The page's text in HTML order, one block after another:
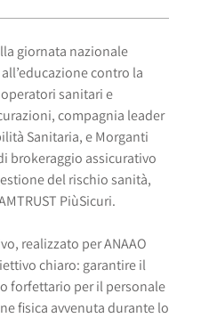
giornata nazionale
contro la
sanitari e
compagnia leader
Sanitaria, e Morganti
brokeraggio assicurativo
del rischio sanità,
PiùSicuri.
realizzato per ANAAO
chiaro: garantire il
forfettario per il personale
fisica avvenuta durante lo